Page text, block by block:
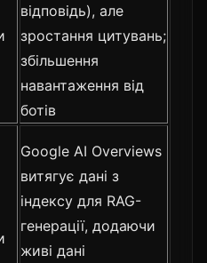
відповідь), але
зростання цитувань;
збільшення
навантаження від
ботів
Google AI Overviews
витягує дані з
індексу для RAG-
генерації, додаючи
живі дані